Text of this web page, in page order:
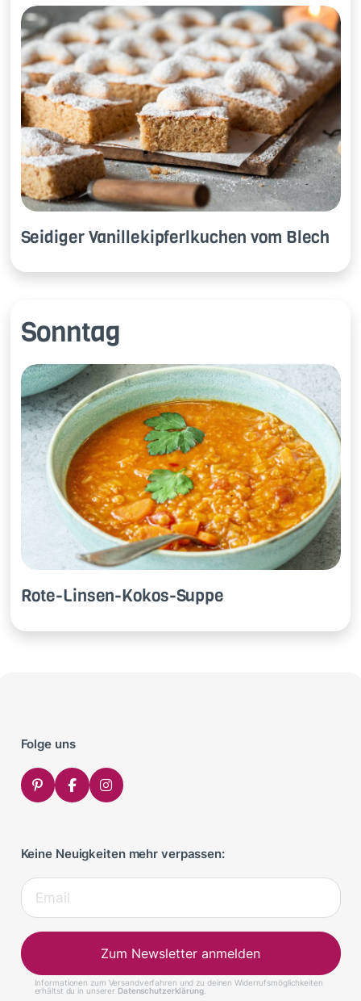
Sei­di­ger Va­nil­le­kip­ferl­ku­chen vom Blech
Sonntag
Rote-Lin­sen-Ko­kos-Sup­pe
Folge uns
Keine Neuigkeiten mehr verpassen:
Zum Newsletter anmelden
Informationen zum Versandverfahren und zu deinen Widerrufsmöglichkeiten
erhältst du in unserer Datenschutzerklärung.